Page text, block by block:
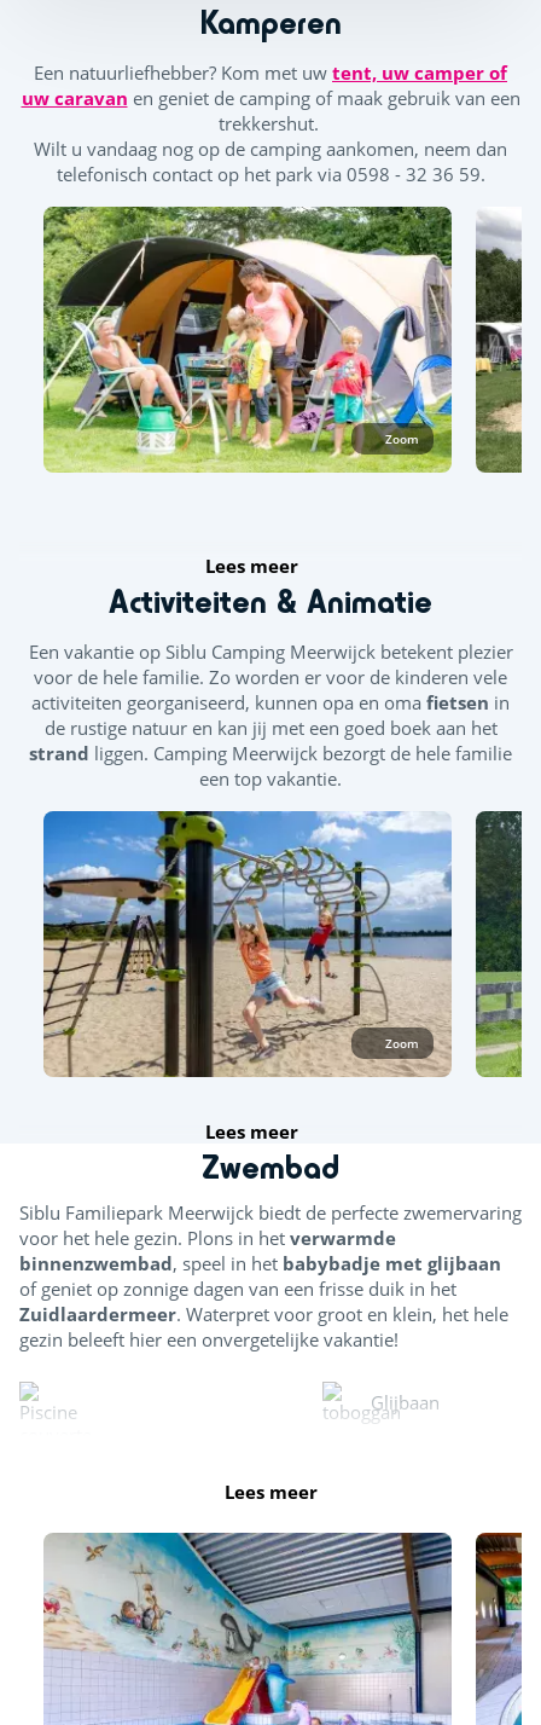
Kamperen
Een natuurliefhebber? Kom met uw tent, uw camper of
uw caravan en geniet de camping of maak gebruik van een
trekkershut.
Wilt u vandaag nog op de camping aankomen, neem dan
telefonisch contact op het park via 0598 - 32 36 59.
Zoom
Lees meer
Activiteiten & Animatie
Een vakantie op Siblu Camping Meerwijck betekent plezier
voor de hele familie. Zo worden er voor de kinderen vele
activiteiten georganiseerd, kunnen opa en oma fietsen in
de rustige natuur en kan jij met een goed boek aan het
strand liggen. Camping Meerwijck bezorgt de hele familie
een top vakantie.
Zoom
Lees meer
Zwembad
Siblu Familiepark Meerwijck biedt de perfecte zwemervaring
voor het hele gezin. Plons in het verwarmde
binnenzwembad, speel in het babybadje met glijbaan
of geniet op zonnige dagen van een frisse duik in het
Zuidlaardermeer. Waterpret voor groot en klein, het hele
gezin beleeft hier een onvergetelijke vakantie!
Glijbaan
Peuterbad en spelletjes voor kinderen
Lees meer